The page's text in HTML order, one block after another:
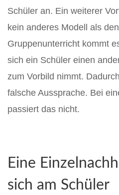
Schüler an. Ein weiterer
kein anderes Modell als
Gruppenunterricht kommt
sich ein Schüler einen
zum Vorbild nimmt.
falsche Aussprache. Bei
passiert das nicht.
Eine
sich am Schüler